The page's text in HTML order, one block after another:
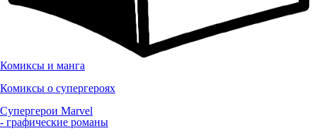
Комиксы и манга
Комиксы о супергероях
Супергерои Marvel
- графические романы